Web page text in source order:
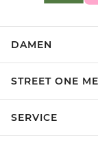
DAMEN
STREET ONE
SERVICE